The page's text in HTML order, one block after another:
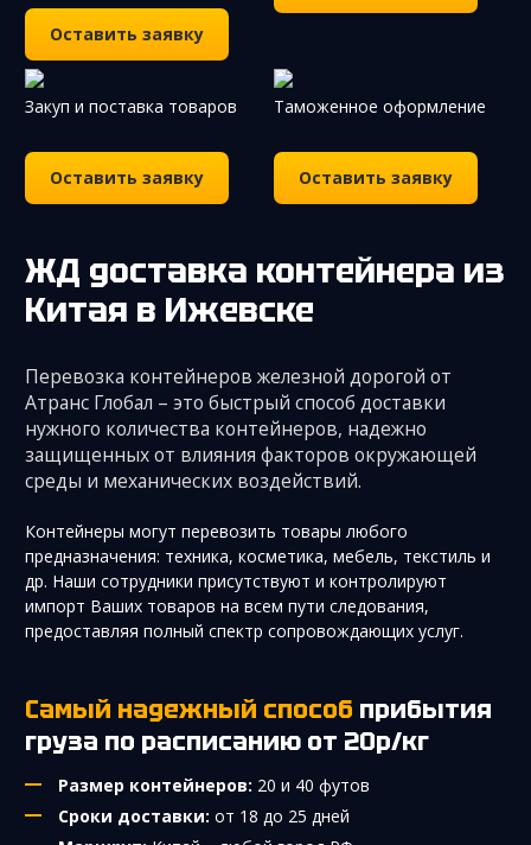
Оставить заявку
Закуп и поставка товаров
Оставить заявку
Таможенное оформление
Оставить заявку
ЖД доставка контейнера из
Китая в Ижевске
Перевозка контейнеров железной дорогой от
Атранс Глобал – это быстрый способ доставки
нужного количества контейнеров, надежно
защищенных от влияния факторов окружающей
среды и механических воздействий.
Контейнеры могут перевозить товары любого
предназначения: техника, косметика, мебель, текстиль и
др. Наши сотрудники присутствуют и контролируют
импорт Ваших товаров на всем пути следования,
предоставляя полный спектр сопровождающих услуг.
Самый надежный способ прибытия
груза по расписанию от 20р/кг
Размер контейнеров: 20 и 40 футов
Сроки доставки: от 18 до 25 дней